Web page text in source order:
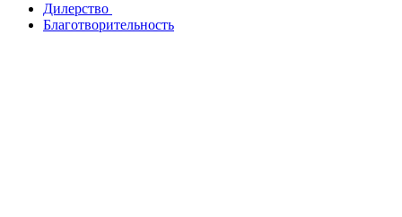
Дилерство
Благотворительность